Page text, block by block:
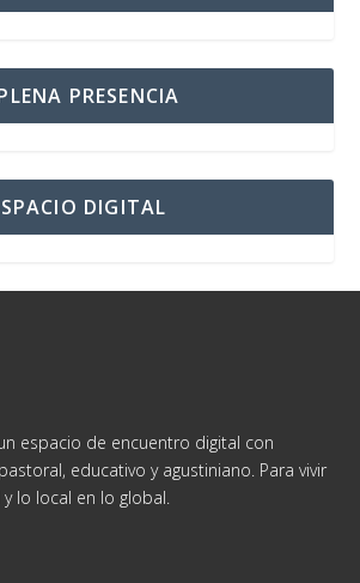
PRESENCIA
DIGITAL
espacio de encuentro digital con
educativo y agustiniano. Para vivir
lo local en lo global.